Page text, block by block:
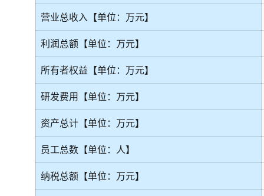
营业总收入【单位：万元】
利润总额【单位：万元】
所有者权益【单位：万元】
研发费用【单位：万元】
资产总计【单位：万元】
员工总数【单位：人】
纳税总额【单位：万元】